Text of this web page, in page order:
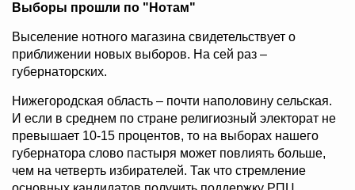
Выборы прошли по "Нотам"
Выселение нотного магазина свидетельствует о
приближении новых выборов. На сей раз –
губернаторских.
Нижегородская область – почти наполовину сельская.
И если в среднем по стране религиозный электорат не
превышает 10-15 процентов, то на выборах нашего
губернатора слово пастыря может повлиять больше,
чем на четверть избирателей. Так что стремление